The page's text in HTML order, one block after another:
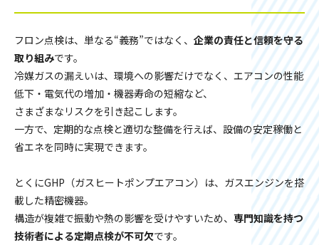
フロン点検は、単なる“義務”ではなく、 企業の責任と信頼を守る
取り組みです。
冷媒ガスの漏えいは、環境への影響だけでなく、エアコンの性能
低下・電気代の増加・機器寿命の短縮など、
さまざまなリスクを引き起こします。
一方で、定期的な点検と適切な整備を行えば、設備の安定稼働と
省エネを同時に実現できます。
とくにGHP（ガスヒートポンプエアコン）は、ガスエンジンを搭
載した精密機器。
構造が複雑で振動や熱の影響を受けやすいため、 専門知識を持つ
技術者による定期点検が不可欠です。